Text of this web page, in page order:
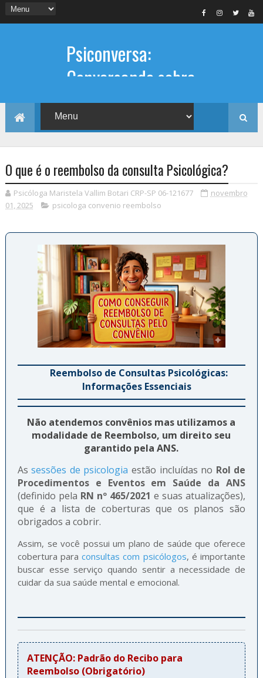
Psiconversa:
Conversando sobre
Psicologia
Informações sobre: Psicóloga,
Psicoterapia, terapia de casal, terapia
individual, Psicóloga online e presencial,
O que é o reembolso da consulta Psicológica?
Psicóloga Maristela Vallim Botari CRP-SP 06-121677
novembro
01, 2025
psicologa convenio reembolso
Reembolso de Consultas Psicológicas:
Informações Essenciais
Não atendemos convênios mas utilizamos a
modalidade de Reembolso, um direito seu
garantido pela ANS.
Assessões de psicologia estão incluídas no Rol de
Procedimentos e Eventos em Saúde da ANS
(definido pela RN nº 465/2021 e suas atualizações),
que é a lista de coberturas que os planos são
obrigados a cobrir.
Assim, se você possui um plano de saúde que oferece
cobertura paraconsultas com psicólogos, é importante
buscar esse serviço quando sentir a necessidade de
cuidar da sua saúde mental e emocional.
ATENÇÃO: Padrão do Recibo para
Reembolso (Obrigatório)